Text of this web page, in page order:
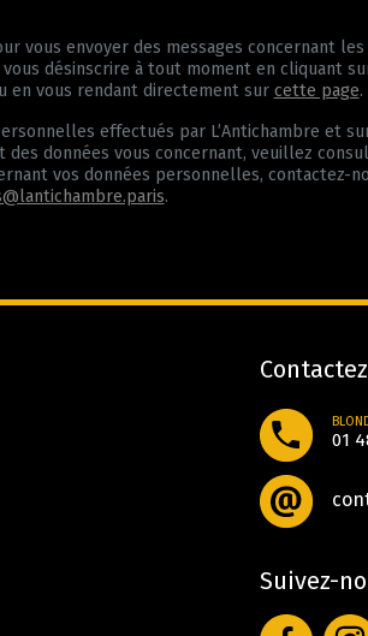
vous envoyer des messages concernant
désinscrire à tout moment en cliquant
en vous rendant directement sur cette page.
effectués par L’Antichambre et
des données vous concernant, veuillez
vos données personnelles, contactez-
.
01
Suivez-